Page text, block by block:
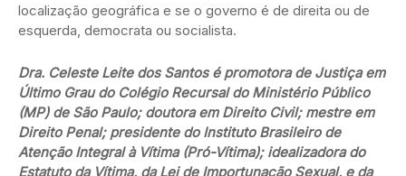
localização geográfica e se o governo é de direita ou de
esquerda, democrata ou socialista.
Dra. Celeste Leite dos Santos é promotora de Justiça em
Último Grau do Colégio Recursal do Ministério Público
(MP) de São Paulo; doutora em Direito Civil; mestre em
Direito Penal; presidente do Instituto Brasileiro de
Atenção Integral à Vítima (Pró-Vítima); idealizadora do
Estatuto da Vítima, da Lei de Importunação Sexual, e da